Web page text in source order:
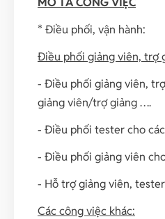
* Điều phối, vận hành:
Điều phối giảng viên, trợ
- Điều phối giảng viên,
giảng viên/trợ giảng ….
- Điều phối tester cho
- Điều phối giảng viên
- Hỗ trợ giảng viên,
Các công việc khác: